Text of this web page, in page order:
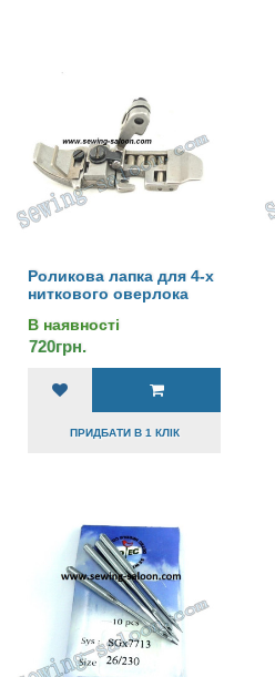
Роликова лапка для 4-х
ниткового оверлока
В наявності
720грн.
ПРИДБАТИ В 1 КЛІК